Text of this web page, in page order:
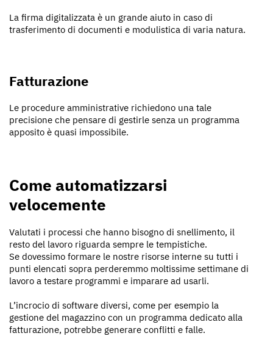
La firma digitalizzata è un grande aiuto in caso di
trasferimento di documenti e modulistica di varia natura.
Fatturazione
Le procedure amministrative richiedono una tale
precisione che pensare di gestirle senza un programma
apposito è quasi impossibile.
Come automatizzarsi
velocemente
Valutati i processi che hanno bisogno di snellimento, il
resto del lavoro riguarda sempre le tempistiche.
Se dovessimo formare le nostre risorse interne su tutti i
punti elencati sopra perderemmo moltissime settimane di
lavoro a testare programmi e imparare ad usarli.
L’incrocio di software diversi, come per esempio la
gestione del magazzino con un programma dedicato alla
fatturazione, potrebbe generare conflitti e falle.